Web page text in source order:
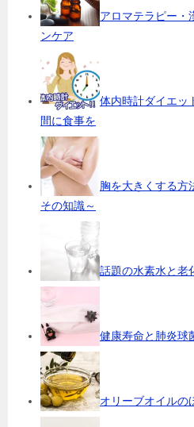
アロマテラピー・
ンケア
体内時計ダイエッ
間に食事を
胸を大きくする方
その知識～
話題の水素水と老
健康寿命と肺炎球
オリーブオイルの